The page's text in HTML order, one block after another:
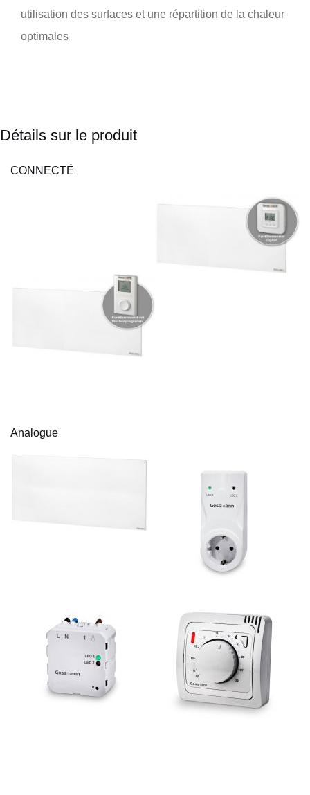
utilisation des surfaces et une répartition de la chaleur
optimales
Détails sur le produit
CONNECTÉ
Analogue